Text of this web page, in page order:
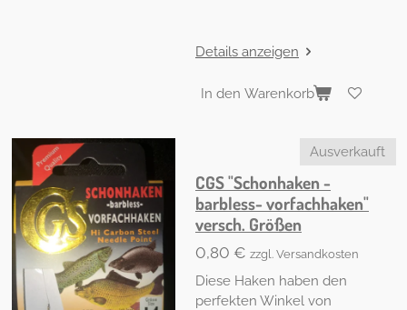
Details anzeigen
In den Warenkorb
Ausverkauft
CGS "Schonhaken -
barbless- vorfachhaken"
versch. Größen
0,80 € zzgl. Versandkosten
Diese Haken haben den
perfekten Winkel von